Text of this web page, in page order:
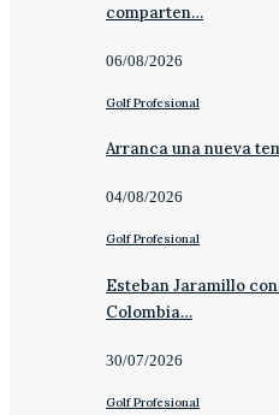
comparten…
06/08/2026
Golf Profesional
Arranca una nueva
04/08/2026
Golf Profesional
Esteban Jaramillo
Colombia…
30/07/2026
Golf Profesional